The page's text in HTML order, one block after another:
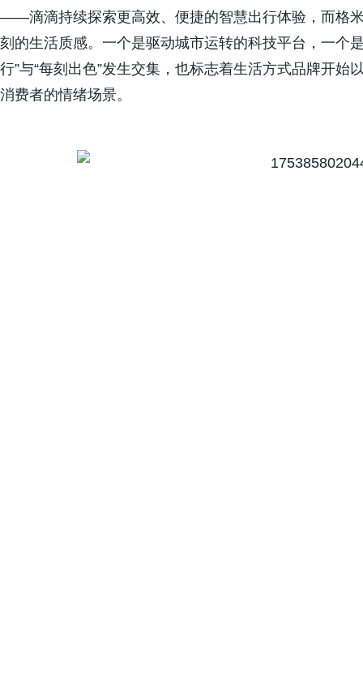
——滴滴持续探索更高效、便捷的智慧出行体验，而格
刻的生活质感。一个是驱动城市运转的科技平台，一个
行”与“每刻出色”发生交集，也标志着生活方式品牌开
消费者的情绪场景。